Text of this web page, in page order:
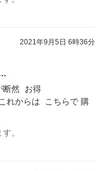
2021年9月5日 6時36分
断然  お得
れからは  こちらで 購
。